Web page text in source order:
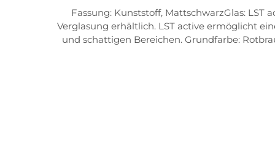
Fassung: Kunststoff, MattschwarzGlas:
Verglasung erhältlich. LST active ermöglicht
und schattigen Bereichen. Grundfarbe: RotbraunSchutzstufe: 3 (dunkle Tönung)Licht-Absorption: 85%Licht-Transmission: 15%Frame FeaturesDouble-snap
garantiert einen rutschfesten, druckfreien